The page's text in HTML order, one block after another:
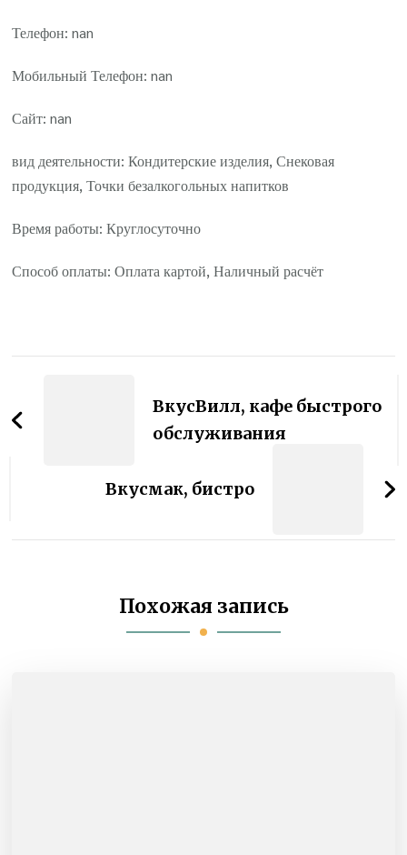
Телефон: nan
Мобильный Телефон: nan
Сайт: nan
вид деятельности: Кондитерские изделия, Снековая
продукция, Точки безалкогольных напитков
Время работы: Круглосуточно
Способ оплаты: Оплата картой, Наличный расчёт
по
записям
ВкусВилл, кафе быстрого
обслуживания
Вкусмак, бистро
Похожая запись